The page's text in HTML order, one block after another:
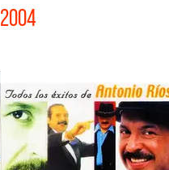
2004